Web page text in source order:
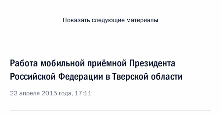
Показать следующие материалы
Работа мобильной приёмной Президента
Российской Федерации в Тверской области
23 апреля 2015 года, 17:11